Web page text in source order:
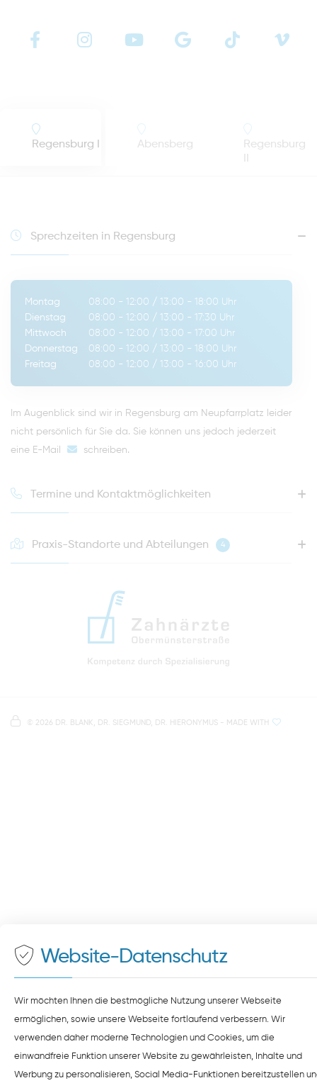
Regensburg I Abensberg
Regensburg
Sprechzeiten in Regensburg
Montag 08:00 - 12:00 / 13:00 - 18:00 Uhr
Dienstag
08:00 - 12:00 / 13:00 - 17:30 Uhr
Mittwoch
08:00 - 12:00 / 13:00 - 17:00 Uhr
Donnerstag
08:00 - 12:00 / 13:00 - 18:00 Uhr
Freitag
08:00 - 12:00 / 13:00 - 16:00 Uhr
Im Augenblick sind wir in Regensburg am Neupfarrplatz leider
nicht persönlich für Sie da. Sie können uns jedoch jederzeit
eine E-Mail
schreiben.
Termine und Kontaktmöglichkeiten
info@zahnaerzte-in-regensburg.de
Praxis-Standorte und Abteilungen 4
© 2026 DR. BLANK, DR. SIEGMUND, DR. HIERONYMUS - MADE WITH
Website-Datenschutz
Wir möchten Ihnen die bestmögliche Nutzung unserer Webseite
ermöglichen, sowie unsere Webseite fortlaufend verbessern. Wir
verwenden daher moderne Technologien und Cookies, um die
einwandfreie Funktion unserer Website zu gewährleisten, Inhalte und
Werbung zu personalisieren, Social Media-Funktionen bereitzustellen